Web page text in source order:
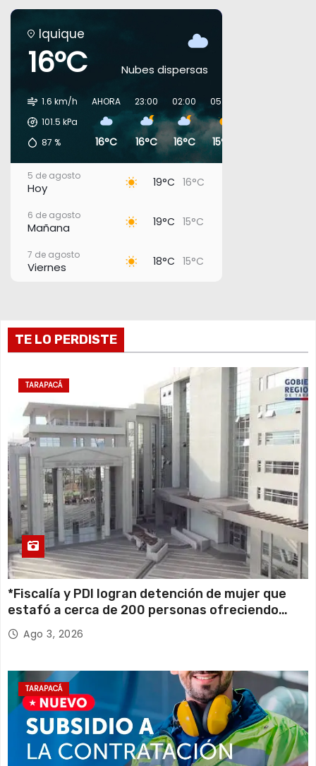
Iquique
16°C Nubes dispersas
1.6 km/h
101.5 kPa
87 %
AHORA
16°C
23:00
16°C
02:00
16°C
05:00
15°C
5 de agosto
Hoy 19°C 16°C
6 de agosto
Mañana 19°C 15°C
7 de agosto
Viernes 18°C 15°C
9 de agosto
Domingo
Lunes 19°C 16°C
11 de agosto
Martes 20°C 17°C
TE LO PERDISTE
TARAPACÁ
*Fiscalía y PDI logran detención de mujer que
estafó a cerca de 200 personas ofreciendo
falsos cupos para viviendas sociales*
Ago 3, 2026
TARAPACÁ